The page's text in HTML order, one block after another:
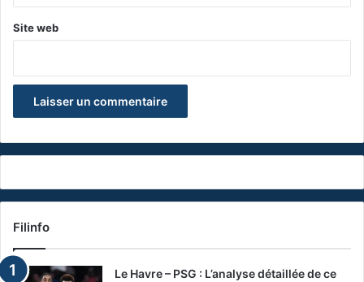
Site web
Filinfo
Le Havre – PSG : L’analyse détaillée de ce